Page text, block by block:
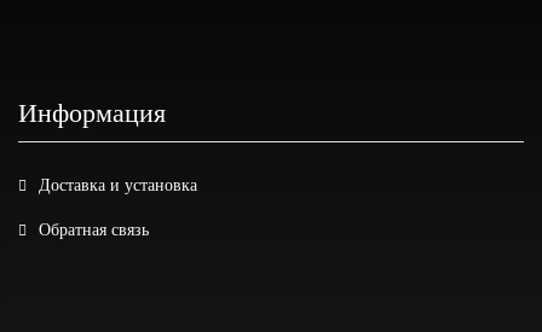
Информация
Доставка и установка
Обратная связь